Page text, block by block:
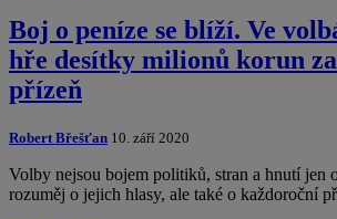
Boj o peníze se blíží. Ve
hře desítky milionů korun
přízeň
Robert Břešťan 10. září 2020
Volby nejsou bojem politiků, stran a hnutí jen
rozuměj o jejich hlasy, ale také o každoroční